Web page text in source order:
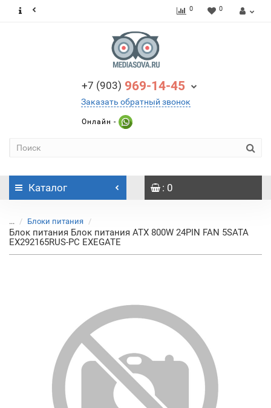
0 0
+7 (903) 969-14-45
Заказать обратный звонок
Онлайн -
Каталог : 0
... Блоки питания
Блок питания Блок питания ATX 800W 24PIN FAN 5SATA
EX292165RUS-PC EXEGATE